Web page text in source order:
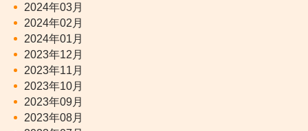
2024年03月
2024年02月
2024年01月
2023年12月
2023年11月
2023年10月
2023年09月
2023年08月